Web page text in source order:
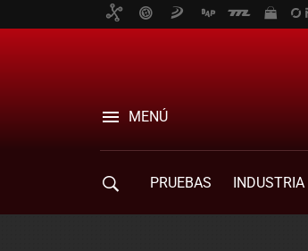
MENÚ
PRUEBAS INDUSTRIA